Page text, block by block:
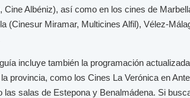
Cine Albéniz), así como en los cines de
(Cinesur Miramar, Multicines Alfil), Vélez-
incluye también la programación
provincia, como los Cines La Verónica en
las salas de Estepona y Benalmádena. Si